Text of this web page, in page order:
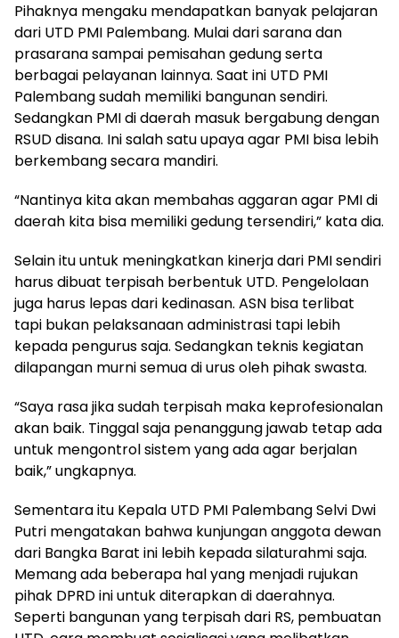
Pihaknya mengaku mendapatkan banyak pelajaran
dari UTD PMI Palembang. Mulai dari sarana dan
prasarana sampai pemisahan gedung serta
berbagai pelayanan lainnya. Saat ini UTD PMI
Palembang sudah memiliki bangunan sendiri.
Sedangkan PMI di daerah masuk bergabung dengan
RSUD disana. Ini salah satu upaya agar PMI bisa lebih
berkembang secara mandiri.
“Nantinya kita akan membahas aggaran agar PMI di
daerah kita bisa memiliki gedung tersendiri,” kata dia.
Selain itu untuk meningkatkan kinerja dari PMI sendiri
harus dibuat terpisah berbentuk UTD. Pengelolaan
juga harus lepas dari kedinasan. ASN bisa terlibat
tapi bukan pelaksanaan administrasi tapi lebih
kepada pengurus saja. Sedangkan teknis kegiatan
dilapangan murni semua di urus oleh pihak swasta.
“Saya rasa jika sudah terpisah maka keprofesionalan
akan baik. Tinggal saja penanggung jawab tetap ada
untuk mengontrol sistem yang ada agar berjalan
baik,” ungkapnya.
Sementara itu Kepala UTD PMI Palembang Selvi Dwi
Putri mengatakan bahwa kunjungan anggota dewan
dari Bangka Barat ini lebih kepada silaturahmi saja.
Memang ada beberapa hal yang menjadi rujukan
pihak DPRD ini untuk diterapkan di daerahnya.
Seperti bangunan yang terpisah dari RS, pembuatan